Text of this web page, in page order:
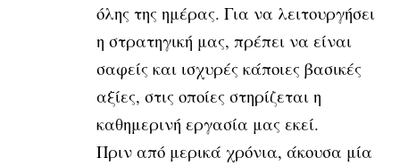
όλης της ημέρας. Για να λειτουργήσει
η στρατηγική μας, πρέπει να είναι
σαφείς και ισχυρές κάποιες βασικές
αξίες, στις οποίες στηρίζεται η
καθημερινή εργασία μας εκεί.
Πριν από μερικά χρόνια, άκουσα μία